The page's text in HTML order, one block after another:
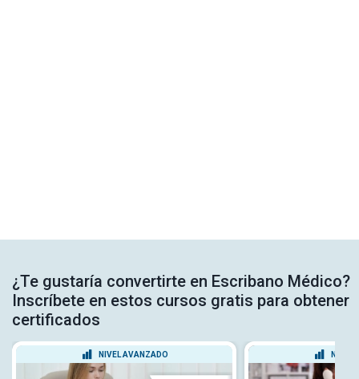
¿Te gustaría convertirte en Escribano Médico?
Inscríbete en estos cursos gratis para obtener
certificados
NIVEL AVANZADO NIVEL